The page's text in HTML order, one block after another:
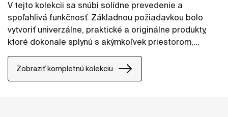
V tejto kolekcii sa snúbi solídne prevedenie a
spoľahlivá funkčnosť. Základnou požiadavkou bolo
vytvoriť univerzálne, praktické a originálne produkty,
ktoré dokonale splynú s akýmkoľvek priestorom,
ktorému zároveň dodajú mladistvého ducha
mestského prostredia.
Zobraziť kompletnú kolekciu